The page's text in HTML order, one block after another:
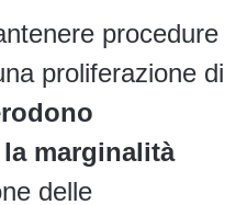
procedure
proliferazione di
marginalità
delle